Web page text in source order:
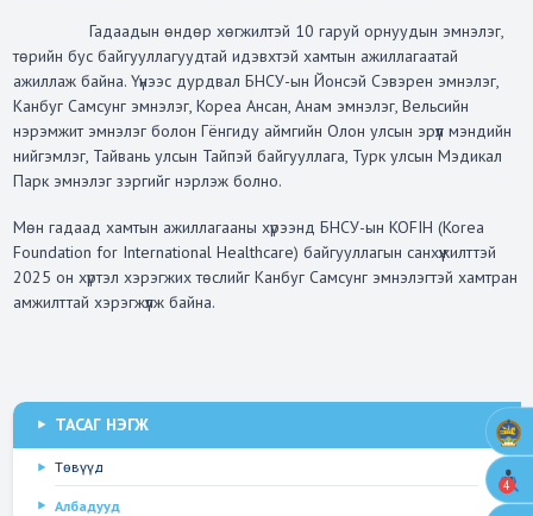
Гадаадын өндөр хөгжилтэй 10 гаруй орнуудын эмнэлэг,
төрийн бус байгууллагуудтай идэвхтэй хамтын ажиллагаатай
ажиллаж байна. Үүнээс дурдвал БНСУ-ын Йонсэй Сэвэрен эмнэлэг,
Канбуг Самсунг эмнэлэг, Кореа Ансан, Анам эмнэлэг, Вельсийн
нэрэмжит эмнэлэг болон Гёнгиду аймгийн Олон улсын эрүүл мэндийн
нийгэмлэг, Тайвань улсын Тайпэй байгууллага, Турк улсын Мэдикал
Парк эмнэлэг зэргийг нэрлэж болно.
Мөн гадаад хамтын ажиллагааны хүрээнд БНСУ-ын KOFIH (Korea
Foundation for International Healthcare) байгууллагын санхүүжилттэй
2025 он хүртэл хэрэгжих төслийг Канбуг Самсунг эмнэлэгтэй хамтран
амжилттай хэрэгжүүлж байна.
ТАСАГ НЭГЖ
Төвүүд
Албадууд
4